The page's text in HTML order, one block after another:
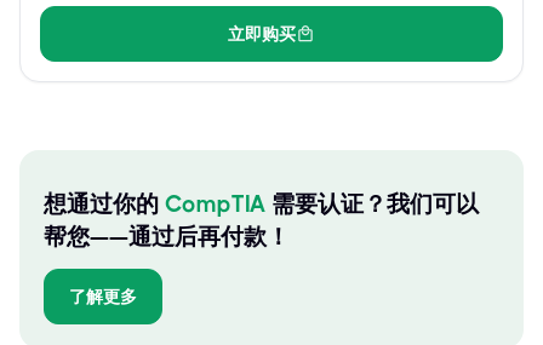
立即购买
想通过你的 CompTIA 需要认证？我们可以
帮您——通过后再付款！
了解更多